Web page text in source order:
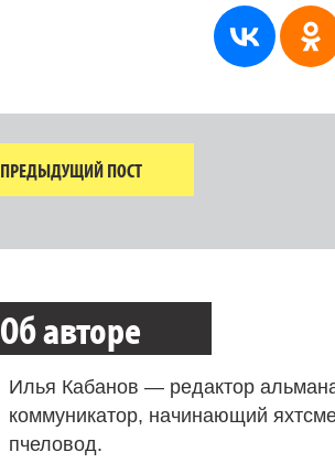
ПРЕДЫДУЩИЙ ПОСТ
Об авторе
Илья Кабанов — редактор
коммуникатор, начинающий
пчеловод.